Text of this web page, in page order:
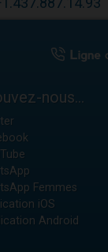
nous...
Femmes
iOS
Android